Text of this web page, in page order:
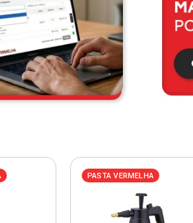
PASTA VERMELHA